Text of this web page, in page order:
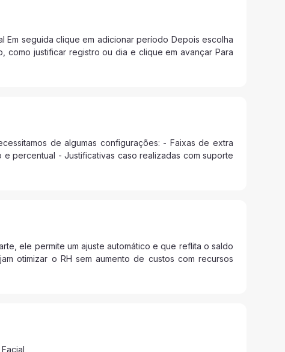
Em seguida clique em adicionar período Depois escolha
justificar registro ou dia e clique em avançar Para
de algumas configurações: - Faixas de extra
percentual - Justificativas caso realizadas com suporte
ele permite um ajuste automático e que reflita o saldo
otimizar o RH sem aumento de custos com recursos